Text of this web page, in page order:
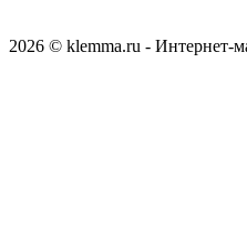
2026 © klemma.ru - Интернет-